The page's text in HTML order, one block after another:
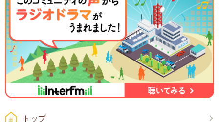
トップ